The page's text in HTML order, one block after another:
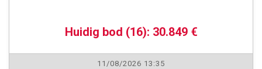
Huidig bod (16): 30.849 €
11/08/2026 13:35